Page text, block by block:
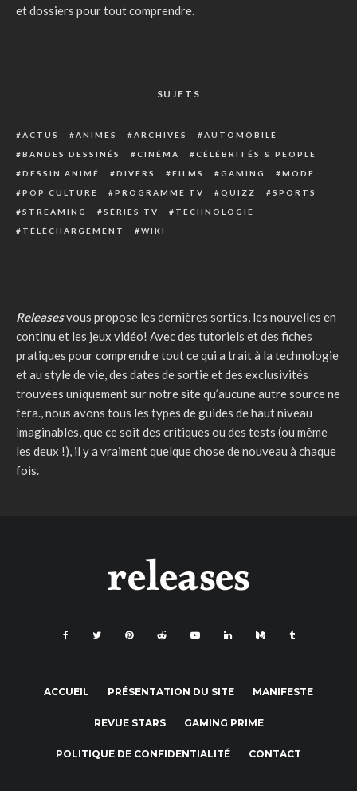
et dossiers pour tout comprendre.
SUJETS
ACTUS ANIMES ARCHIVES
AUTOMOBILE
BANDES DESSINÉS
CINÉMA
CÉLÉBRITÉS & PEOPLE
DESSIN ANIMÉ
DIVERS FILMS GAMING
MODE
POP CULTURE
PROGRAMME TV QUIZZ
SPORTS
STREAMING
SÉRIES TV
TECHNOLOGIE
TÉLÉCHARGEMENT
WIKI
Releasesvous propose les dernières sorties, les nouvelles en
continu et les jeux vidéo! Avec des tutoriels et des fiches
pratiques pour comprendre tout ce qui a trait à la technologie
et au style de vie, des dates de sortie et des exclusivités
trouvées uniquement sur notre site qu’aucune autre source ne
fera., nous avons tous les types de guides de haut niveau
imaginables, que ce soit des critiques ou des tests (ou même
les deux !), il y a vraiment quelque chose de nouveau à chaque
fois.
ACCUEIL PRÉSENTATION DU SITE MANIFESTE
REVUE STARS GAMING PRIME
POLITIQUE DE CONFIDENTIALITÉ CONTACT